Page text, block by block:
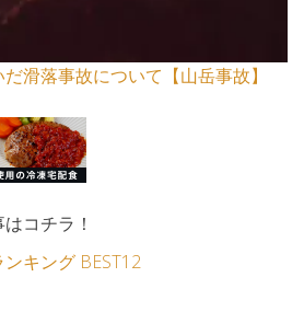
滑落事故について【山岳事故】
コチラ！
キング BEST12